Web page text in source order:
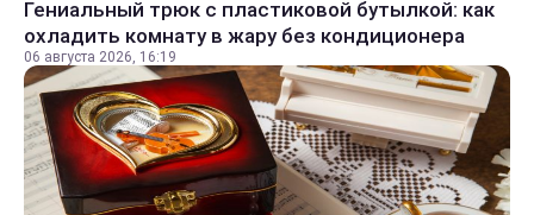
Гениальный трюк с пластиковой бутылкой: как
охладить комнату в жару без кондиционера
06 августа 2026, 16:19